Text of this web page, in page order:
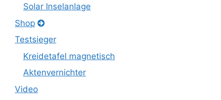
Solar Inselanlage
Shop
Testsieger
Kreidetafel magnetisch
Aktenvernichter
Video